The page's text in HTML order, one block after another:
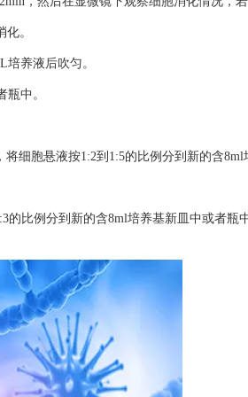
。
养液后吹匀。
中。
细胞悬液按1:2到1:5的比例分到新的含8ml
比例分到新的含8ml培养基新皿中或者瓶中